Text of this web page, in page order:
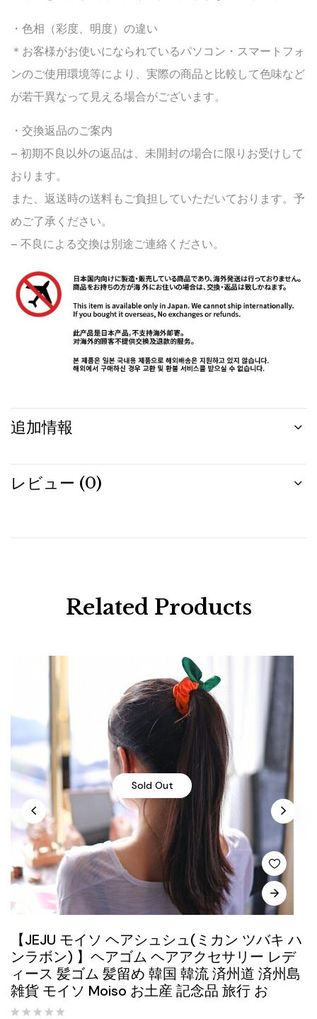
・色相（彩度、明度）の違い
＊お客様がお使いになられているパソコン・スマートフォ
ンのご使用環境等により、実際の商品と比較して色味など
が若干異なって見える場合がございます。
・交換返品のご案内
– 初期不良以外の返品は、未開封の場合に限りお受けして
おります。
また、返送時の送料もご負担していただいております。予
めご了承ください。
– 不良による交換は別途ご連絡ください。
追加情報
レビュー (0)
Related Products
Sold Out
【JEJU モイソ ヘアシュシュ(ミカン ツバキ ハ
ンラボン) 】ヘアゴム ヘアアクセサリー レデ
ィース 髪ゴム 髪留め 韓国 韓流 済州道 済州島
雑貨 モイソ Moiso お土産 記念品 旅行 お